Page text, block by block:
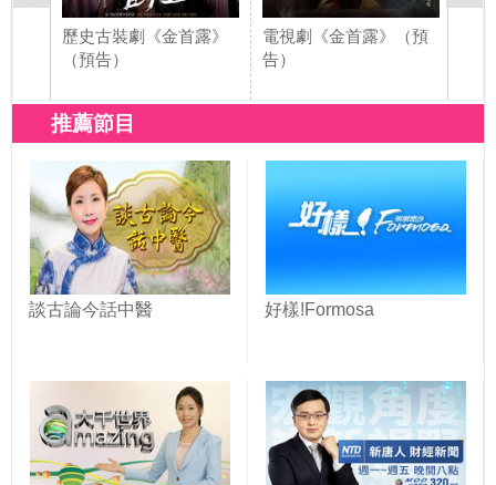
歷史古裝劇《金首露》
（預告）
電視劇《金首露》（預
告）
推薦節目
談古論今話中醫 好樣!Formosa